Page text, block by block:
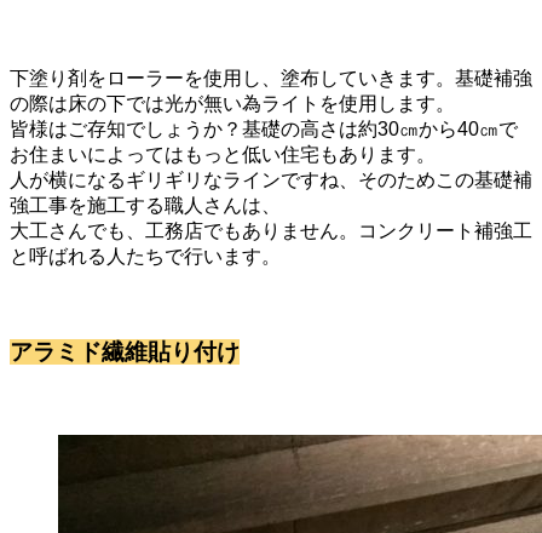
下塗り剤をローラーを使用し、塗布していきます。基礎補強
の際は床の下では光が無い為ライトを使用します。
皆様はご存知でしょうか？基礎の高さは約30㎝から40㎝で
お住まいによってはもっと低い住宅もあります。
人が横になるギリギリなラインですね、そのためこの基礎補
強工事を施工する職人さんは、
大工さんでも、工務店でもありません。コンクリート補強工
と呼ばれる人たちで行います。
アラミド繊維貼り付け